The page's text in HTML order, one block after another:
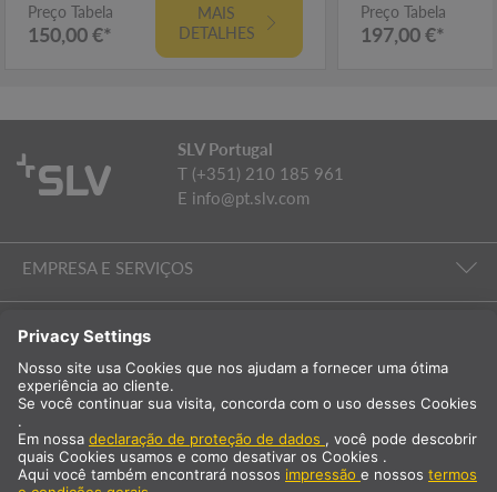
Preço Tabela
150,00 €*
MAIS
DETALHES
Preço Tabela
197,00 €*
SLV Portugal
T (+351) 210 185 961
E info@pt.slv.com
EMPRESA E SERVIÇOS
ILUMINAÇÃO DE SALAS
EMPRESA E SERVIÇOS
Internacional
PT
Portugal